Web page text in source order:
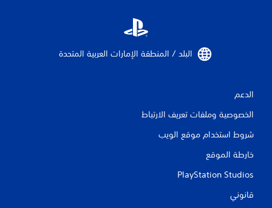
البلد / المنطقة الإمارات العربية المتحدة‏
الدعم
الخصوصية وملفات تعريف الارتباط
شروط استخدام موقع الويب
خارطة الموقع
PlayStation Studios
قانوني